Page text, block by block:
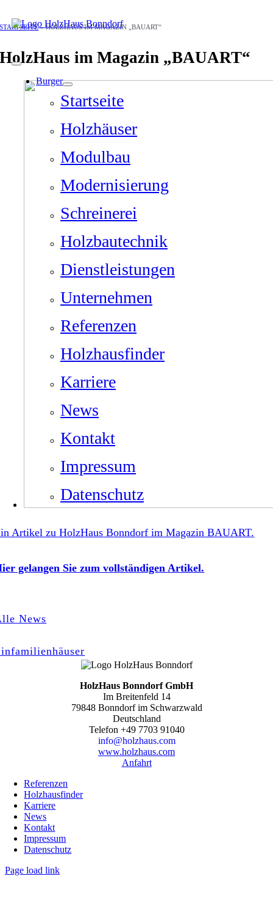
Zum
Inhalt
Burger
Startseite
Holzhäuser
Modulbau
Modernisierung
Schreinerei
Holzbautechnik
Dienstleistungen
Unternehmen
Referenzen
Holzhausfinder
Karriere
News
Kontakt
Impressum
Datenschutz
STARTSEITE»HOLZHAUS IM MAGAZIN „BAUART“
HolzHaus im Magazin „BAUART“
Artikel zu HolzHaus Bonndorf im Magazin BAUART.
gelangen Sie zum vollständigen Artikel.
News
HolzHaus Bonndorf GmbH
Im Breitenfeld 14
79848 Bonndorf im Schwarzwald
Deutschland
Telefon +49 7703 91040
info@holzhaus.com
www.holzhaus.com
Anfahrt
Referenzen
Holzhausfinder
Karriere
News
Kontakt
Impressum
Datenschutz
Page load link